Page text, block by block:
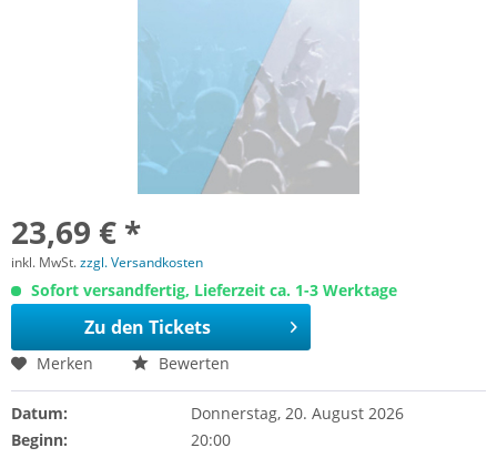
23,69 € *
inkl. MwSt.zzgl. Versandkosten
Sofort versandfertig, Lieferzeit ca. 1-3 Werktage
Zu den Tickets
Merken Bewerten
Datum:
Donnerstag, 20. August 2026
Beginn:
20:00